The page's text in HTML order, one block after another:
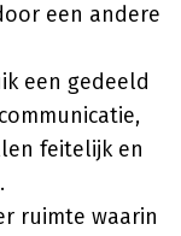
een andere
een gedeeld
feitelijk en
ruimte waarin